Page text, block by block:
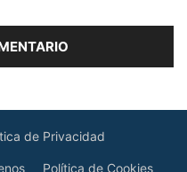
de Privacidad
Política de Cookies